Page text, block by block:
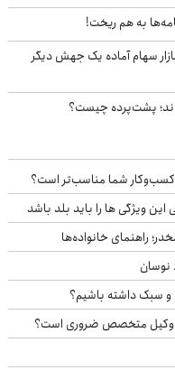
به هم ریخت!
بورس فردا شنبه ۱۷ مرداد ۱۴۰۵/ بازار سهام آماده یک جهش دیگر
کسب‌وکار شما مناسب‌تر است؟
ویژگی ها را باید بلد باشد
نوسان
سبک داشته باشیم؟
وکیل متخصص ضروری است؟